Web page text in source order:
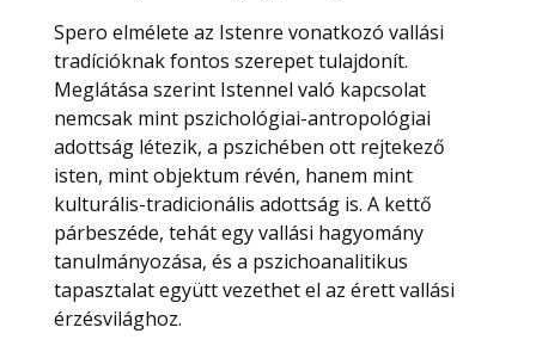
Spero elmélete az Istenre vonatkozó vallási
tradícióknak fontos szerepet tulajdonít.
Meglátása szerint Istennel való kapcsolat
nemcsak mint pszichológiai-antropológiai
adottság létezik, a pszichében ott rejtekező
isten, mint objektum révén, hanem mint
kulturális-tradicionális adottság is. A kettő
párbeszéde, tehát egy vallási hagyomány
tanulmányozása, és a pszichoanalitikus
tapasztalat együtt vezethet el az érett vallási
érzésvilághoz.